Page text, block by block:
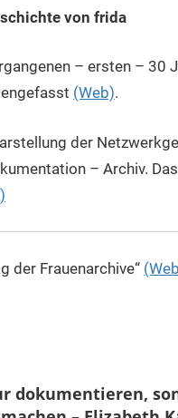
von frida
– ersten – 30
(Web).
der
– Archiv.
der Frauenarchive“
dokumentieren,